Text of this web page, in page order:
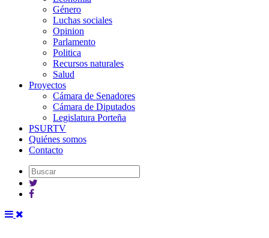
Género
Luchas sociales
Opinion
Parlamento
Politica
Recursos naturales
Salud
Proyectos
Cámara de Senadores
Cámara de Diputados
Legislatura Porteña
PSURTV
Quiénes somos
Contacto